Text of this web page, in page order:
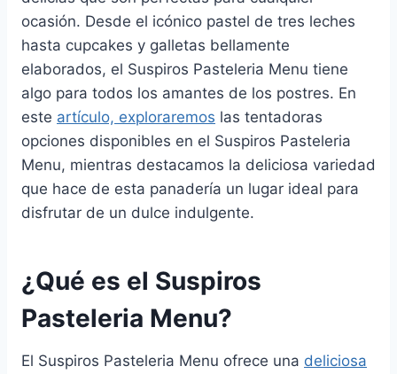
ocasión. Desde el icónico pastel de tres leches
hasta cupcakes y galletas bellamente
elaborados, el Suspiros Pasteleria Menu tiene
algo para todos los amantes de los postres. En
este artículo, exploraremos las tentadoras
opciones disponibles en el Suspiros Pasteleria
Menu, mientras destacamos la deliciosa variedad
que hace de esta panadería un lugar ideal para
disfrutar de un dulce indulgente.
¿Qué es el Suspiros
Pasteleria Menu?
El Suspiros Pasteleria Menu ofrece una deliciosa